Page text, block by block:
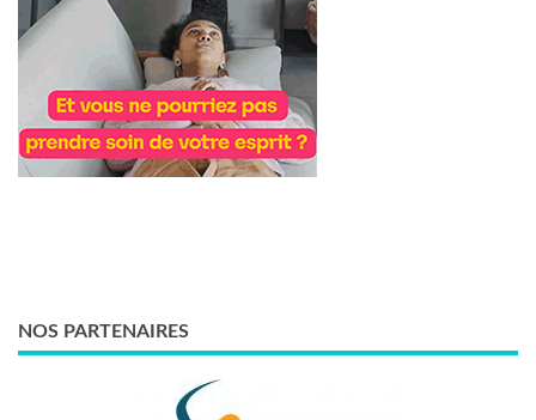
NOS PARTENAIRES